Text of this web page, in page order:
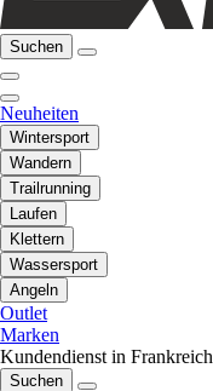
Suchen
Neuheiten
Wintersport
Wandern
Trailrunning
Laufen
Klettern
Wassersport
Angeln
Outlet
Marken
Kundendienst in Frankreich
Suchen